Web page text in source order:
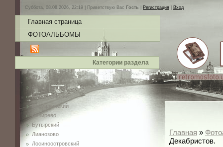
Суббота, 08.08.2026, 22:19 | Приветствую Вас Гость Регистрация Вход
Главная страница
ФОТОАЛЬБОМЫ
Категории раздела
ВДНХ
Алексеевский
Алтуфьевский
Бабушкинский
Бибирево
Бутырский
Лианозово
Лосиноостровский
Главная »
Декабристов.